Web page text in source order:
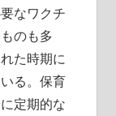
なワクチ
のも多
た時期に
る。保育
定期的な